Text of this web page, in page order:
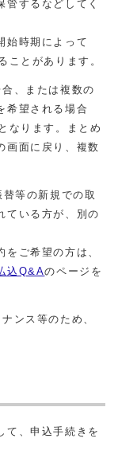
するなどしてく
始時期によって
ことがあります。
、または複数の
希望される場合
なります。まとめ
画面に戻り、複数
等の新規での取
ている方が、別の
ご希望の方は、
込Q&Aのページを
ンス等のため、
て、申込手続きを